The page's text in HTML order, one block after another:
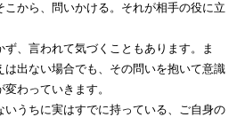
から、問いかける。それが相手の役に立
、言われて気づくこともあります。ま
は出ない場合でも、その問いを抱いて意識
わっていきます。
いうちに実はすでに持っている、ご自身の